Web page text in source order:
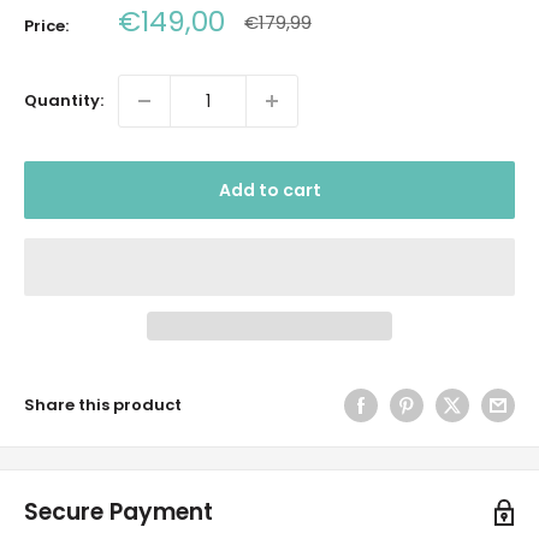
Price: Sale
price
€149,00 Regular
price
€179,99
Quantity:
Add to cart
Share this product
Secure Payment